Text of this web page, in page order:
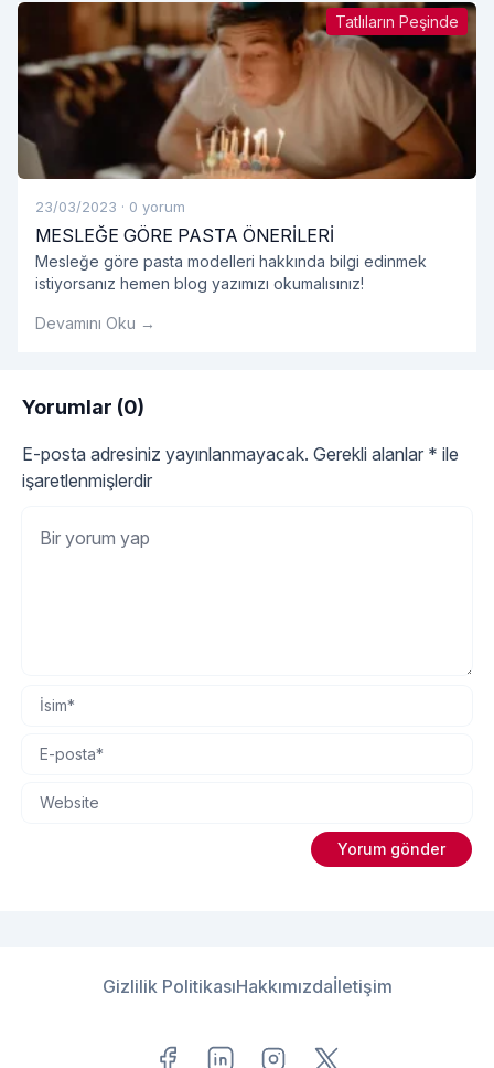
Tatlıların Peşinde
23/03/2023 · 0 yorum
MESLEĞE GÖRE PASTA ÖNERİLERİ
Mesleğe göre pasta modelleri hakkında bilgi edinmek
istiyorsanız hemen blog yazımızı okumalısınız!
Devamını Oku →
Yorumlar (0)
E-posta adresiniz yayınlanmayacak. Gerekli alanlar * ile
işaretlenmişlerdir
Gizlilik PolitikasıHakkımızdaİletişim